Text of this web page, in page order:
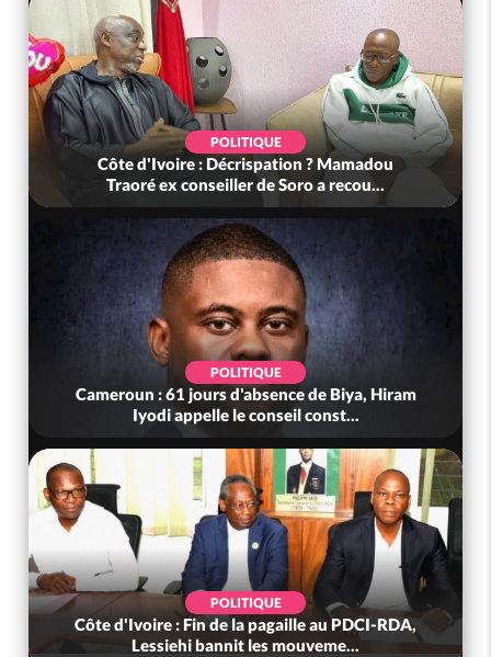
POLITIQUE
Côte d'Ivoire : Décrispation ? Mamadou
Traoré ex conseiller de Soro a recou...
POLITIQUE
Cameroun : 61 jours d'absence de Biya, Hiram
Iyodi appelle le conseil const...
POLITIQUE
Côte d'Ivoire : Fin de la pagaille au PDCI-RDA,
Lessiehi bannit les mouveme...